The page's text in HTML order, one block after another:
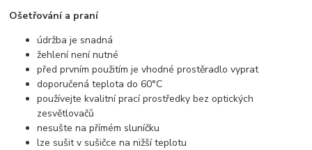
Ošetřování a praní
údržba je snadná
žehlení není nutné
před prvním použitím je vhodné prostěradlo vyprat
doporučená teplota do 60°C
používejte kvalitní prací prostředky bez optických
zesvětlovačů
nesušte na přímém sluníčku
lze sušit v sušičce na nižší teplotu